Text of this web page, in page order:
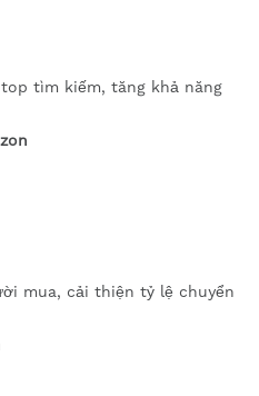
tìm kiếm, tăng khả năng
mua, cải thiện tỷ lệ chuyển